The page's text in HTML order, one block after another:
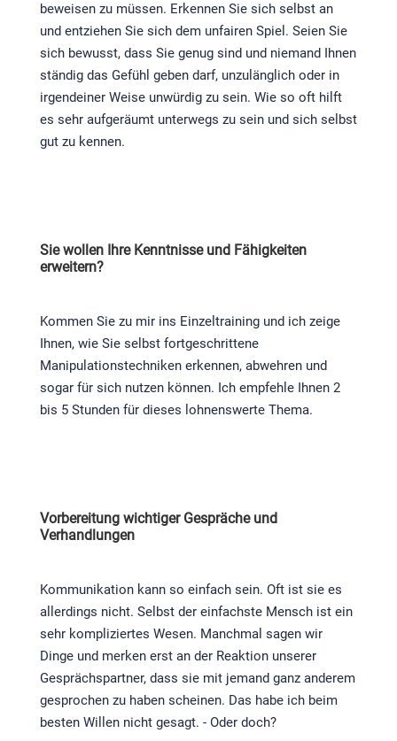
beweisen zu müssen. Erkennen Sie sich selbst an
und entziehen Sie sich dem unfairen Spiel. Seien Sie
sich bewusst, dass Sie genug sind und niemand Ihnen
ständig das Gefühl geben darf, unzulänglich oder in
irgendeiner Weise unwürdig zu sein. Wie so oft hilft
es sehr aufgeräumt unterwegs zu sein und sich selbst
gut zu kennen.
Sie wollen Ihre Kenntnisse und Fähigkeiten
erweitern?
Kommen Sie zu mir ins Einzeltraining und ich zeige
Ihnen, wie Sie selbst fortgeschrittene
Manipulationstechniken erkennen, abwehren und
sogar für sich nutzen können. Ich empfehle Ihnen 2
bis 5 Stunden für dieses lohnenswerte Thema.
Vorbereitung wichtiger Gespräche und
Verhandlungen
Kommunikation kann so einfach sein. Oft ist sie es
allerdings nicht. Selbst der einfachste Mensch ist ein
sehr kompliziertes Wesen. Manchmal sagen wir
Dinge und merken erst an der Reaktion unserer
Gesprächspartner, dass sie mit jemand ganz anderem
gesprochen zu haben scheinen. Das habe ich beim
besten Willen nicht gesagt. - Oder doch?